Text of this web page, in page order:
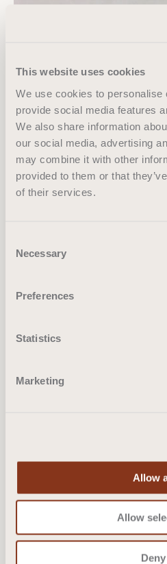
This website uses cookies
We use cookies to personalise
provide social media features
We also share information
our social media, advertising
may combine it with other
provided to them or that
of their services.
Selection
Necessary
Preferences
Statistics
Marketing
Allow
Allow
Deny